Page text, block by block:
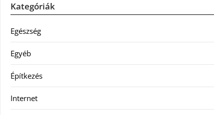
Kategóriák
Egészség
Egyéb
Építkezés
Internet